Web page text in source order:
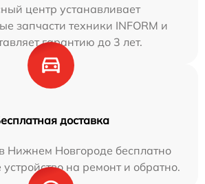
центр устанавливает
запчасти техники INFORM и
гарантию до 3 лет.
доставка
Нижнем Новгороде бесплатно
на ремонт и обратно.